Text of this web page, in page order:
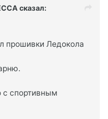
сказал:
прошивки Ледокола
спортивным